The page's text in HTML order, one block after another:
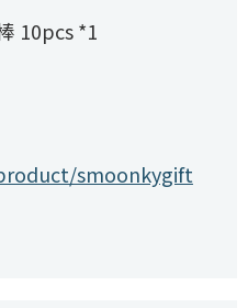
10pcs *1
smoonkygift